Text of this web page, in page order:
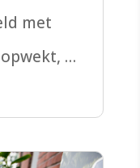
met
wil
opslaan.